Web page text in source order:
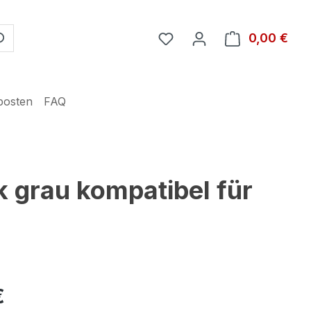
Du hast 0 Produkte auf
0,00 €
FAQ
grau kompatibel für